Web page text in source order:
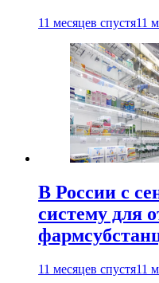
11 месяцев спустя11
В России с
систему для
11 месяцев спустя11